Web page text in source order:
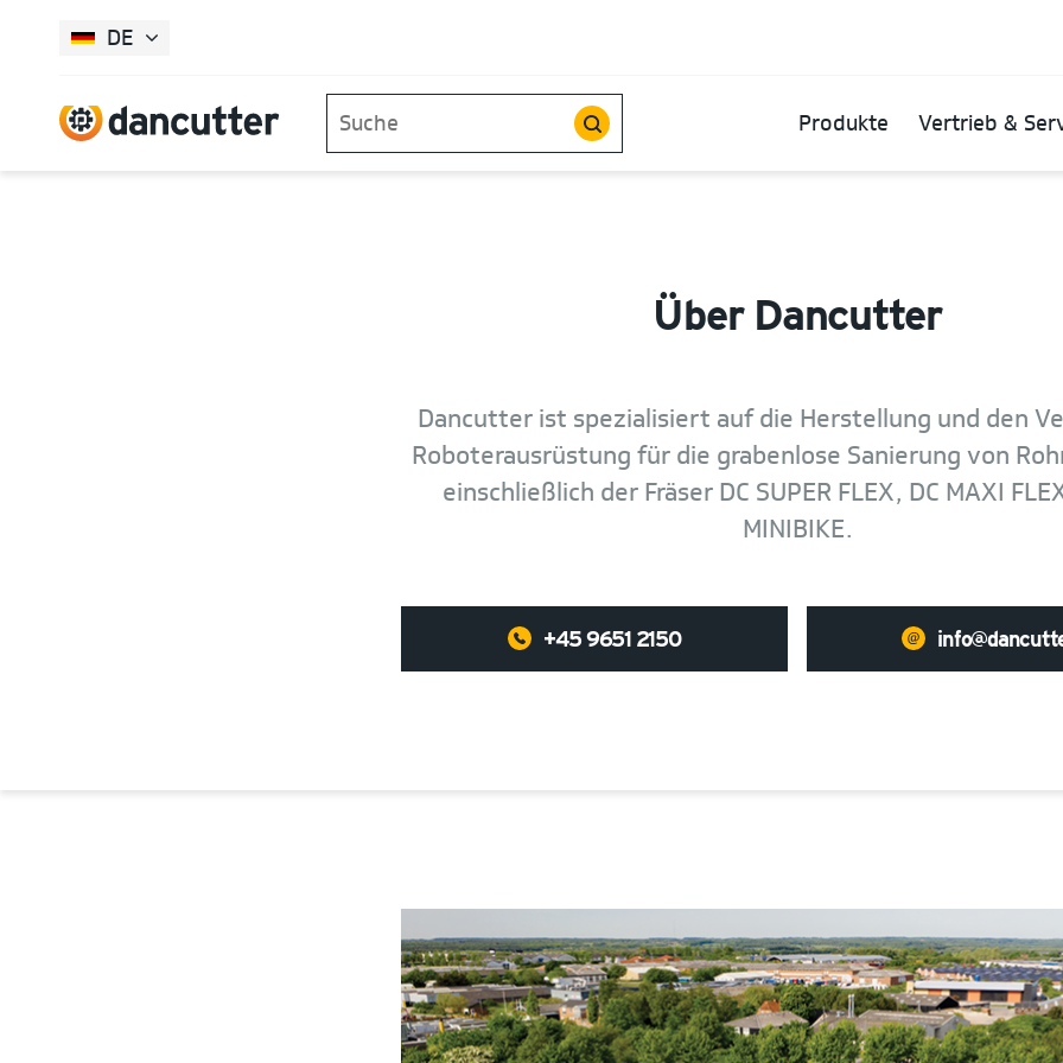
DE
Produkte Vertrieb &
Über Dancutter
Dancutter ist spezialisiert auf die Herstellung und den
Roboterausrüstung für die grabenlose Sanierung von
einschließlich der Fräser DC SUPER FLEX, DC MAXI
MINIBIKE.
+45 9651 2150